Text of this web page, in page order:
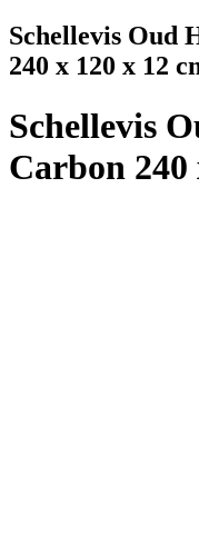
Schellevis Oud
240 x 120 x 12
Schellevis
Carbon 240